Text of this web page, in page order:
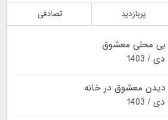
پربازدید تصادفی
بی محلی معشوق
دیدن معشوق در خانه